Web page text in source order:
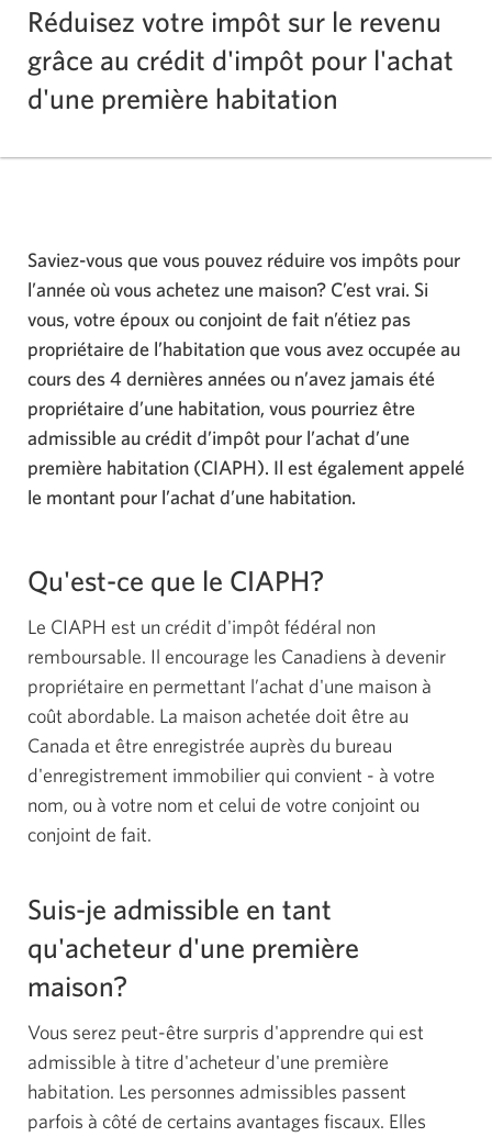
Réduisez votre impôt sur le revenu
grâce au crédit d'impôt pour l'achat
d'une première habitation
Saviez-vous que vous pouvez réduire vos impôts pour
l’année où vous achetez une maison? C’est vrai. Si
vous, votre époux ou conjoint de fait n’étiez pas
propriétaire de l’habitation que vous avez occupée au
cours des 4 dernières années ou n’avez jamais été
propriétaire d’une habitation, vous pourriez être
admissible au crédit d’impôt pour l’achat d’une
première habitation (CIAPH). Il est également appelé
le montant pour l’achat d’une habitation.
Qu'est-ce que le CIAPH?
Le CIAPH est un crédit d'impôt fédéral non
remboursable. Il encourage les Canadiens à devenir
propriétaire en permettant l’achat d'une maison à
coût abordable. La maison achetée doit être au
Canada et être enregistrée auprès du bureau
d'enregistrement immobilier qui convient - à votre
nom, ou à votre nom et celui de votre conjoint ou
conjoint de fait.
Suis-je admissible en tant
qu'acheteur d'une première
maison?
Vous serez peut-être surpris d'apprendre qui est
admissible à titre d'acheteur d'une première
habitation. Les personnes admissibles passent
parfois à côté de certains avantages fiscaux. Elles